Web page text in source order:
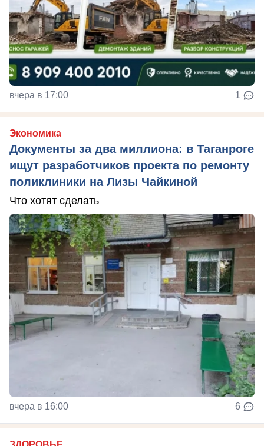
вчера в 17:00 1
Экономика
Документы за два миллиона: в Таганроге
ищут разработчиков проекта по ремонту
поликлиники на Лизы Чайкиной
Что хотят сделать
вчера в 16:00 6